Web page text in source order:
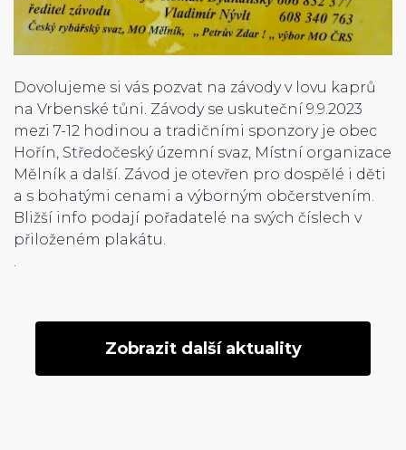
Dovolujeme si vás pozvat na závody v lovu kaprů
na Vrbenské tůni. Závody se uskuteční 9.9.2023
mezi 7-12 hodinou a tradičními sponzory je obec
Hořín, Středočeský územní svaz, Místní organizace
Mělník a další. Závod je otevřen pro dospělé i děti
a s bohatými cenami a výborným občerstvením.
Bližší info podají pořadatelé na svých číslech v
přiloženém plakátu.
.
Zobrazit další aktuality